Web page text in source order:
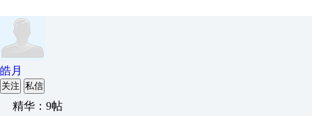
皓月
关注 私信
精华：9帖